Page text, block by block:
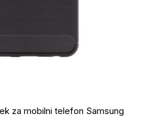
za mobilni telefon Samsung